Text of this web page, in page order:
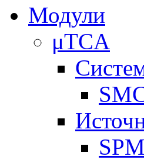
Модули
μTCA